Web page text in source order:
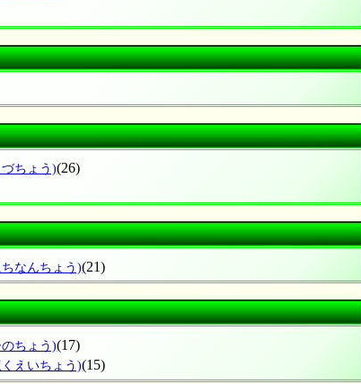
ちょう)(26)
なんちょう)(21)
ちょう)(17)
えいちょう)(15)